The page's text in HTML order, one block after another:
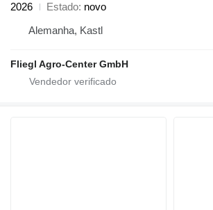
2026
Estado novo
Alemanha, Kastl
Fliegl Agro-Center GmbH